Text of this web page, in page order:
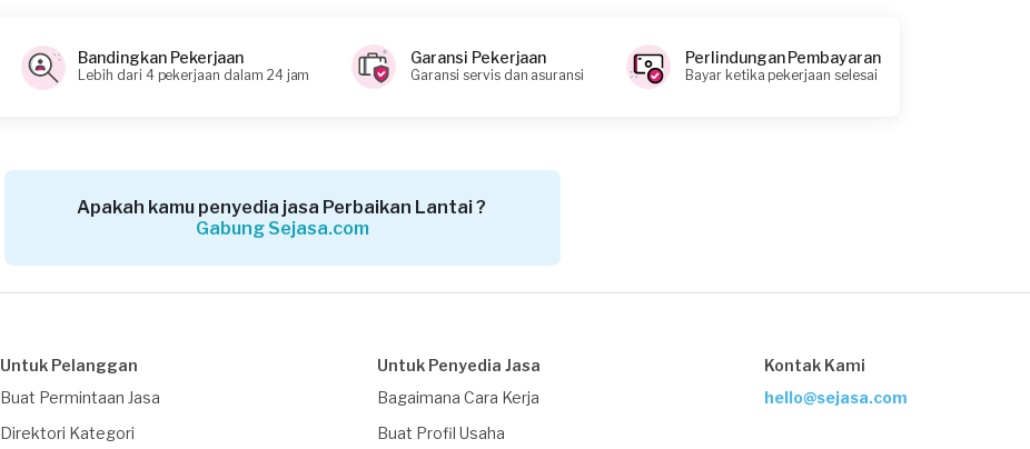
Jakarta Pusat, Jakarta
Request Fulfilled
Helios requested Perbaikan Lantai
Request Fulfilled
Mentari requested Perbaikan Lantai
Bandingkan Pekerjaan
Lebih dari 4 pekerjaan dalam 24 jam
Garansi Pekerjaan
Garansi servis dan asuransi
Perlindungan Pembayaran
Bayar ketika pekerjaan selesai
Apakah kamu penyedia jasa Perbaikan Lantai ?
Gabung Sejasa.com
Untuk Pelanggan
Buat Permintaan Jasa
Direktori Kategori
Untuk Penyedia Jasa
Bagaimana Cara Kerja
Buat Profil Usaha
Kontak Kami
hello@sejasa.com